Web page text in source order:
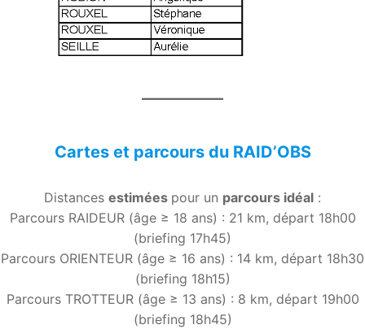
Cartes et parcours du RAID’OBS
Distances estimées pour un parcours idéal :
Parcours RAIDEUR (âge ≥ 18 ans) : 21 km, départ 18h00
(briefing 17h45)
Parcours ORIENTEUR (âge ≥ 16 ans) : 14 km, départ 18h30
(briefing 18h15)
Parcours TROTTEUR (âge ≥ 13 ans) : 8 km, départ 19h00
(briefing 18h45)